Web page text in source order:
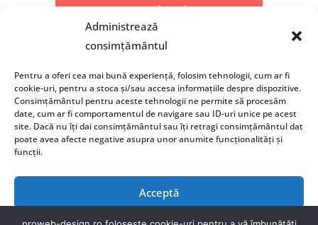
Administrează
consimțământul
Pentru a oferi cea mai bună experiență, folosim tehnologii, cum ar fi
cookie-uri, pentru a stoca și/sau accesa informațiile despre dispozitive.
Consimțământul pentru aceste tehnologii ne permite să procesăm
date, cum ar fi comportamentul de navigare sau ID-uri unice pe acest
site. Dacă nu îți dai consimțământul sau îți retragi consimțământul dat
poate avea afecte negative asupra unor anumite funcționalități și
funcții.
Acceptă
Facebook
conditii|Politica de Cookie-uri